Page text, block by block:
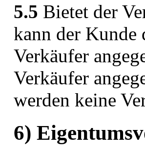
5.5 Bietet der
kann der Kunde
Verkäufer
Verkäufer
werden keine
6)